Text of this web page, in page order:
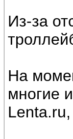
Из-за
На
многие